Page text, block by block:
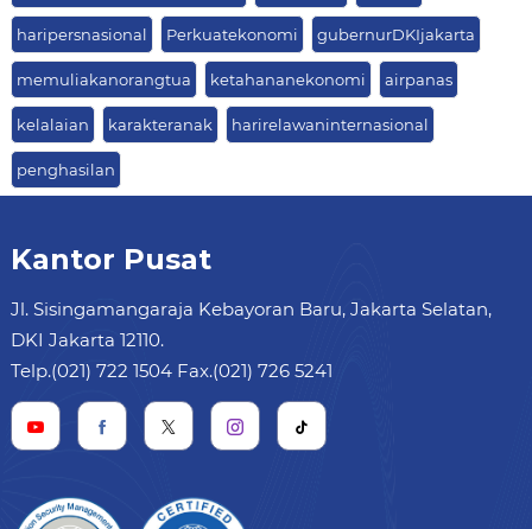
haripersnasional Perkuatekonomi gubernurDKIjakarta
memuliakanorangtua ketahananekonomi airpanas
kelalaian karakteranak harirelawaninternasional
penghasilan
Kantor Pusat
Jl. Sisingamangaraja Kebayoran Baru, Jakarta Selatan,
DKI Jakarta 12110.
Telp.(021) 722 1504 Fax.(021) 726 5241